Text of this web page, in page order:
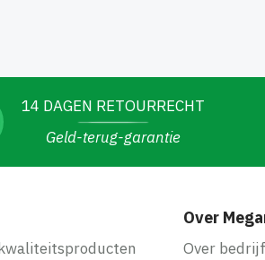
14 DAGEN RETOURRECHT
Geld-terug-garantie
Over
Over bedrijf